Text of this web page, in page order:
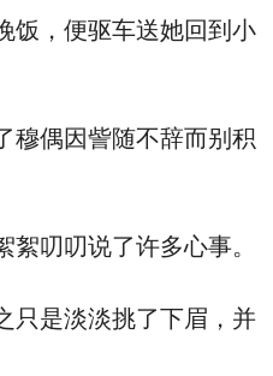
，便驱车送她回到小
偶因訾随不辞而别积
叨叨说了许多心事。
是淡淡挑了下眉，并